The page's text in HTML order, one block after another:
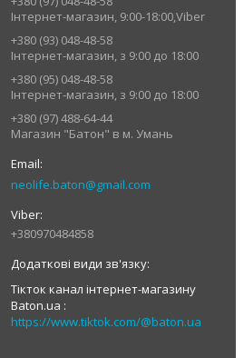
Інтернет-магазин, 9:00-18:00,Viber
+380 (93) 048-48-58
Інтернет-магазин, з 9:00 до 18:00
+380 (95) 048-48-58
Інтернет-магазин, з 9:00 до 18:00
+380 (97) 488-64-44
Магазин "Батон" в м. Умань
neolife.baton@gmail.com
+380970484858
Тікток канал інтернет-магазину
Baton.ua
https://www.tiktok.com/@baton.ua